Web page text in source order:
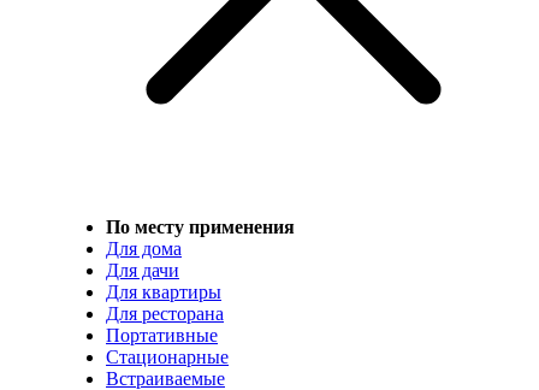
По месту применения
Для дома
Для дачи
Для квартиры
Для ресторана
Портативные
Стационарные
Встраиваемые